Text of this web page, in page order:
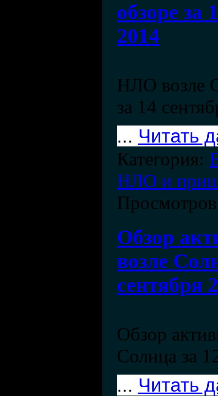
обзоре за
2014
НЛО возле
за 14
... Читать
Категория:
НЛО и
Обзор
возле
сентября
Обзор
Солнца за
... Читать